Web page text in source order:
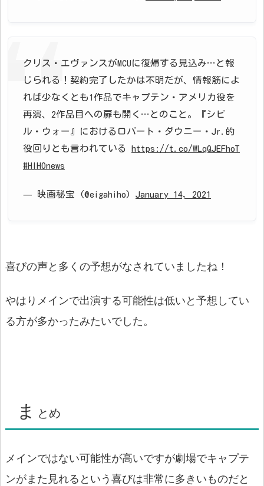
クリス・エヴァンスがMCUに復帰する見込み…と報
じられる！契約完了したかは不明だが、情報筋によ
れば少なくとも1作品でキャプテン・アメリカ役を
再演、2作品目への扉も開く…とのこと。『シビ
ル・ウォー』におけるロバート・ダウニー・Jr.的
役回りとも言われている https://t.co/WLqQJEFhoT
#HIHOnews
— 映画秘宝 (@eigahiho) January 14, 2021
喜びの声と多くの予想がなされていましたね！
やはりメインで出演する可能性は低いと予想してい
る方が多かったみたいでした。
ま とめ
メインではない可能性が高いですが劇場でキャプテ
ンがまた見れるという喜びは非常に多きいものだと